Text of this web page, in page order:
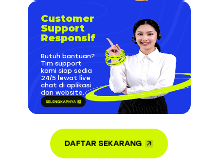
Customer
Support
Responsif
Butuh bantuan?
Tim support
kami siap sedia
24/5 lewat live
chat di aplikasi
dan website.
DAFTAR SEKARANG